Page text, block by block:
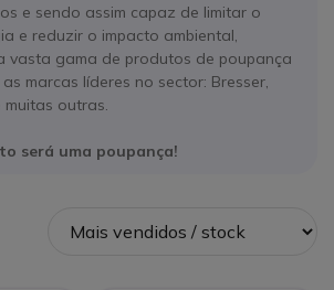
e sendo assim capaz de limitar o
e reduzir o impacto ambiental,
vasta gama de produtos de poupança
marcas líderes no sector: Bresser,
muitas outras.
será uma poupança!